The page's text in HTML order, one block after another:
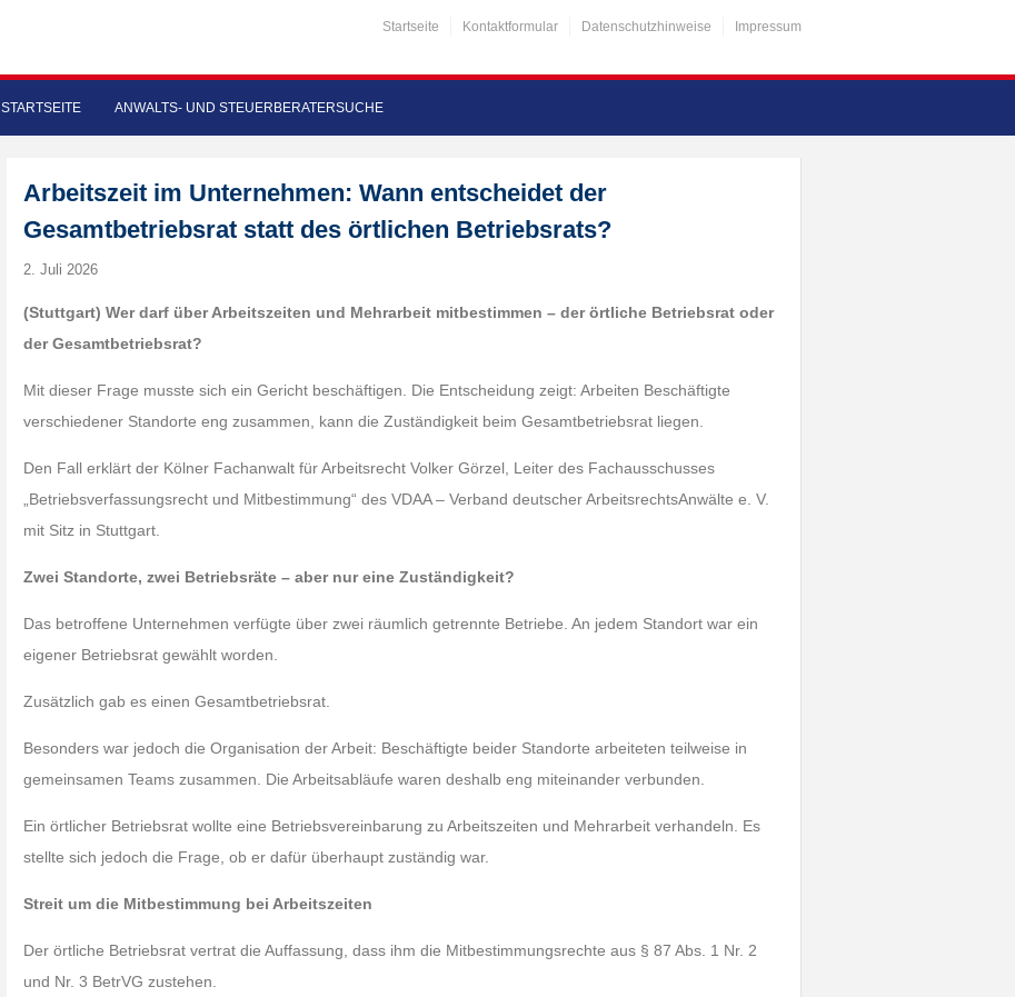
Startseite Kontaktformular Datenschutzhinweise Impressum
STARTSEITE ANWALTS- UND STEUERBERATERSUCHE
Arbeitszeit im Unternehmen: Wann entscheidet der
Gesamtbetriebsrat statt des örtlichen Betriebsrats?
2. Juli 2026
(Stuttgart) Wer darf über Arbeitszeiten und Mehrarbeit mitbestimmen – der örtliche Betriebsrat oder
der Gesamtbetriebsrat?
Mit dieser Frage musste sich ein Gericht beschäftigen. Die Entscheidung zeigt: Arbeiten Beschäftigte
verschiedener Standorte eng zusammen, kann die Zuständigkeit beim Gesamtbetriebsrat liegen.
Den Fall erklärt der Kölner Fachanwalt für Arbeitsrecht Volker Görzel, Leiter des Fachausschusses
„Betriebsverfassungsrecht und Mitbestimmung“ des VDAA – Verband deutscher ArbeitsrechtsAnwälte e. V.
mit Sitz in Stuttgart.
Zwei Standorte, zwei Betriebsräte – aber nur eine Zuständigkeit?
Das betroffene Unternehmen verfügte über zwei räumlich getrennte Betriebe. An jedem Standort war ein
eigener Betriebsrat gewählt worden.
Zusätzlich gab es einen Gesamtbetriebsrat.
Besonders war jedoch die Organisation der Arbeit: Beschäftigte beider Standorte arbeiteten teilweise in
gemeinsamen Teams zusammen. Die Arbeitsabläufe waren deshalb eng miteinander verbunden.
Ein örtlicher Betriebsrat wollte eine Betriebsvereinbarung zu Arbeitszeiten und Mehrarbeit verhandeln. Es
stellte sich jedoch die Frage, ob er dafür überhaupt zuständig war.
Streit um die Mitbestimmung bei Arbeitszeiten
Der örtliche Betriebsrat vertrat die Auffassung, dass ihm die Mitbestimmungsrechte aus § 87 Abs. 1 Nr. 2
und Nr. 3 BetrVG zustehen.